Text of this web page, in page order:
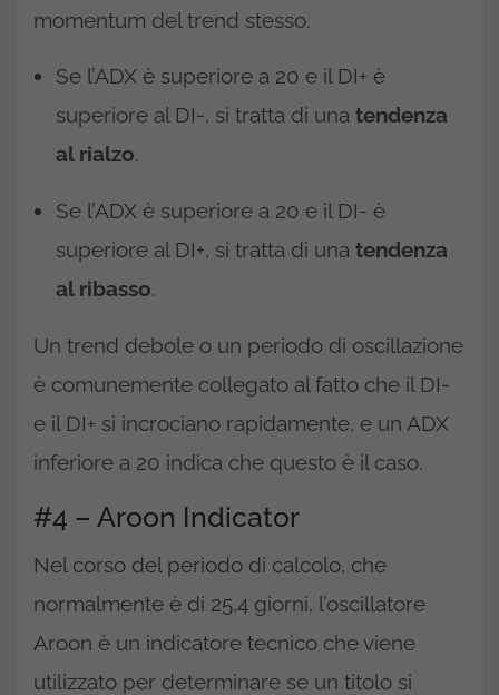
momentum del trend stesso.
Se l’ADX è superiore a 20 e il DI+ è
superiore al DI-, si tratta di una tendenza
al rialzo.
Se l’ADX è superiore a 20 e il DI- è
superiore al DI+, si tratta di una tendenza
al ribasso.
Un trend debole o un periodo di oscillazione
è comunemente collegato al fatto che il DI-
e il DI+ si incrociano rapidamente, e un ADX
inferiore a 20 indica che questo è il caso.
#4 – Aroon Indicator
Nel corso del periodo di calcolo, che
normalmente è di 25,4 giorni, l’oscillatore
Aroon è un indicatore tecnico che viene
utilizzato per determinare se un titolo si